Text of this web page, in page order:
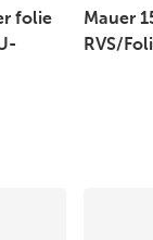
folie
Mauer
RVS/